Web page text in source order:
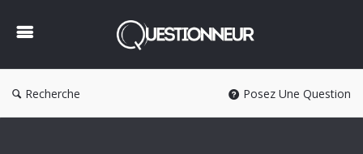
Recherche Posez Une Question